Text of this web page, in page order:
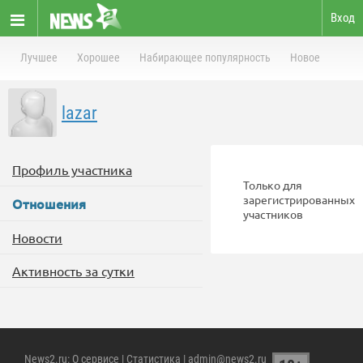
Вход
Лучшее Хорошее Набирающее популярность Новое
lazar
Профиль участника
Отношения
Новости
Активность за сутки
Только для
зарегистрированных
участников
News2.ru: О сервисе | Статистика | admin@news2.ru